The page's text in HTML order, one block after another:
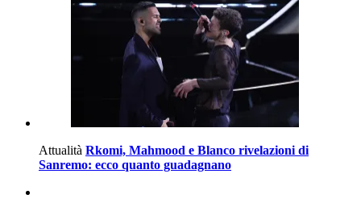
Attualità Rkomi, Mahmood e Blanco rivelazioni di
Sanremo: ecco quanto guadagnano